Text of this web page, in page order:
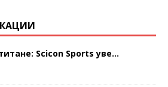
Scicon Sports уве...